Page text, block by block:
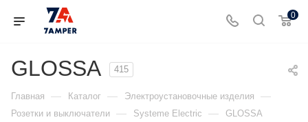
0
GLOSSA 415
Главная — Каталог — Электроустановочные изделия —
Розетки и выключатели — Systeme Electric — GLOSSA